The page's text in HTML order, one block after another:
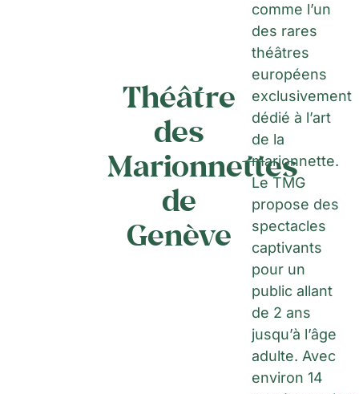
Théâtre
des
Marionnettes
de
Genève
comme l’un
des rares
théâtres
européens
exclusivement
dédié à l’art
de la
marionnette.
Le TMG
propose des
spectacles
captivants
pour un
public allant
de 2 ans
jusqu’à l’âge
adulte. Avec
environ 14